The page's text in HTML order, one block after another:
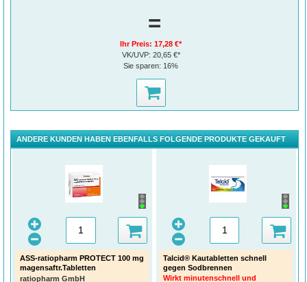
=
Ihr Preis:17,28 €*
VK/UVP: 20,65 €*
Sie sparen: 16%
ANDERE KUNDEN HABEN EBENFALLS FOLGENDE PRODUKTE GEKAUFT
ASS-ratiopharm PROTECT 100 mg
magensaftr.Tabletten
ratiopharm GmbH
Talcid® Kautabletten schnell
gegen Sodbrennen
Wirkt minutenschnell und